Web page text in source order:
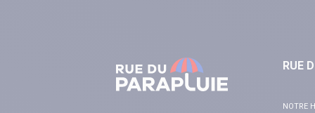
RUE
NOTRE